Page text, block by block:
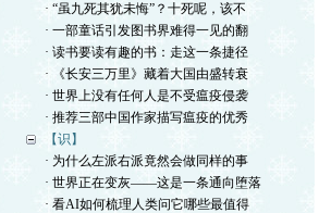
· “虽九死其犹未悔”？十死呢，该不
· 一部童话引发图书界难得一见的翻
· 读书要读有趣的书：走这一条捷径
· 《长安三万里》藏着大国由盛转衰
· 世界上没有任何人是不受瘟疫侵袭
· 推荐三部中国作家描写瘟疫的优秀
【识】
· 为什么左派右派竟然会做同样的事
· 世界正在变灰——这是一条通向堕落
· 看AI如何梳理人类问它哪些最值得